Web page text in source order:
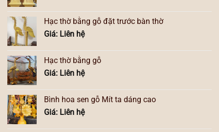
Hạc thờ bằng gỗ đặt trước bàn thờ
Giá: Liên hệ
Hạc thờ bằng gỗ
Giá: Liên hệ
Bình hoa sen gỗ Mít ta dáng cao
Giá: Liên hệ